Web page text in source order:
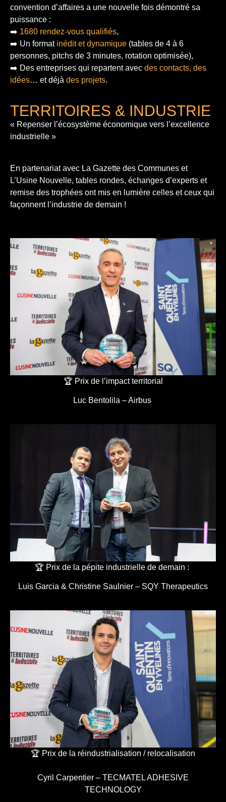
convention d’affaires a une nouvelle fois démontré sa
puissance :
➡️ 1680 rendez-vous qualifiés,
➡️ Un format inédit et dynamique (tables de 4 à 6
personnes, pitchs de 3 minutes, rotation optimisée),
➡️ Des entreprises qui repartent avec des contacts, des
idées… et déjà des projets.
TERRITOIRES & INDUSTRIE
« Repenser l’écosystème économique vers l’excellence
industrielle »
En partenariat avec La Gazette des Communes et
L’Usine Nouvelle, tables rondes, échanges d’experts et
remise des trophées ont mis en lumière celles et ceux qui
façonnent l’industrie de demain !
🏆 Prix de l’impact territorial
Luc Bentolila – Airbus
🏆 Prix de la pépite industrielle de demain :
Luis Garcia & Christine Saulnier – SQY Therapeutics
🏆 Prix de la réindustrialisation / relocalisation
Cyril Carpentier – TECMATEL ADHESIVE
TECHNOLOGY